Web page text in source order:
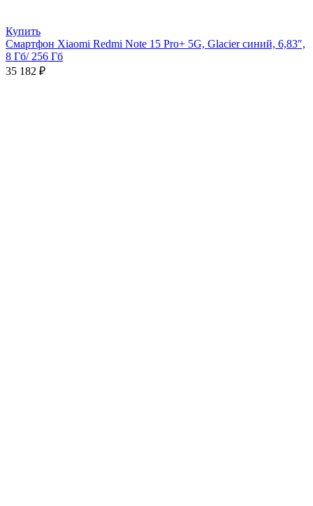
Купить
Смартфон Xiaomi Redmi Note 15 Pro+ 5G, Glacier синий, 6,83″,
8 Гб/ 256 Гб
35 182 ₽